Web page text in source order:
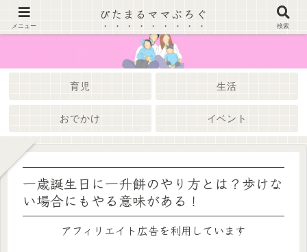
育児 生活
おでかけ イベント
一歳誕生日に一升餅のやり方とは？歩けな
い場合にもやる意味がある！
アフィリエイト広告を利用しています
メニュー
ぴたまるママぶろぐ
検索